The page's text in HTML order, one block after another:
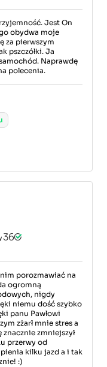
Jest On
obydwa moje
za pierwszym
pszczółki. Ja
Naprawdę
polecenia.
porozmawiać na
ogromną
nigdy
niemu dość szybko
panu Pawłowi
zżarł mnie stres a
zmniejszył
przerwy od
kilku jazd a i tak
:)